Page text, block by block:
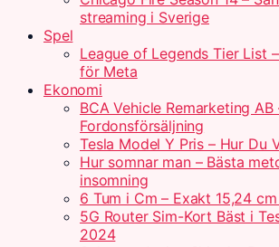
streaming i Sverige
Spel
League of Legends Tier List
för Meta
Ekonomi
BCA Vehicle Remarketing
Fordonsförsäljning
Tesla Model Y Pris – Hur Du
Hur somnar man – Bästa
insomning
6 Tum i Cm – Exakt 15,24
5G Router Sim-Kort Bäst i
2024